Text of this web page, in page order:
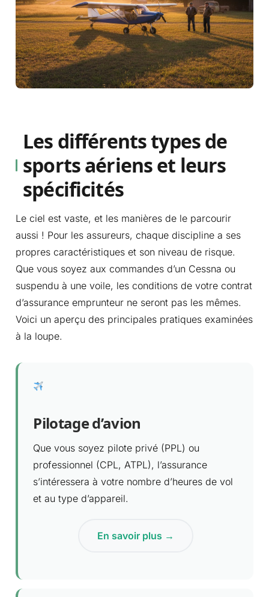
Les différents types de
sports aériens et leurs
spécificités
Le ciel est vaste, et les manières de le parcourir
aussi ! Pour les assureurs, chaque discipline a ses
propres caractéristiques et son niveau de risque.
Que vous soyez aux commandes d’un Cessna ou
suspendu à une voile, les conditions de votre contrat
d’assurance emprunteur ne seront pas les mêmes.
Voici un aperçu des principales pratiques examinées
à la loupe.
Pilotage d’avion
Que vous soyez pilote privé (PPL) ou
professionnel (CPL, ATPL), l’assurance
s’intéressera à votre nombre d’heures de vol
et au type d’appareil.
En savoir plus →